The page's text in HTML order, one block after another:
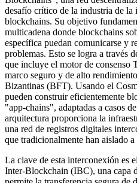
desafío crítico de la industria de la
blockchains. Su objetivo
multicadena donde blockchains
específica puedan comunicarse y
problemas. Esto se logra a través
que incluye el motor de consenso
marco seguro y de alto
Bizantinas (BFT). Usando el
pueden construir eficientemente
"app-chains", adaptadas a casos
arquitectura proporciona la
una red de registros digitales
que tradicionalmente han aislado
La clave de esta interconexión es
Inter-Blockchain (IBC), una capa